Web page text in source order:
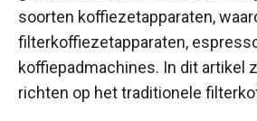
soorten koffiezetapparaten,
filterkoffiezetapparaten,
koffiepadmachines. In dit artikel
richten op het traditionele